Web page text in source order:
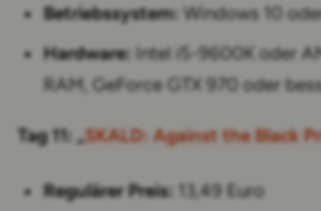
Betriebssystem: Windows 10
Hardware: Intel i5-9600K oder
RAM, GeForce GTX 970 oder
Tag 11: „SKALD: Against the Black
Regulärer Preis:
13,49 Euro